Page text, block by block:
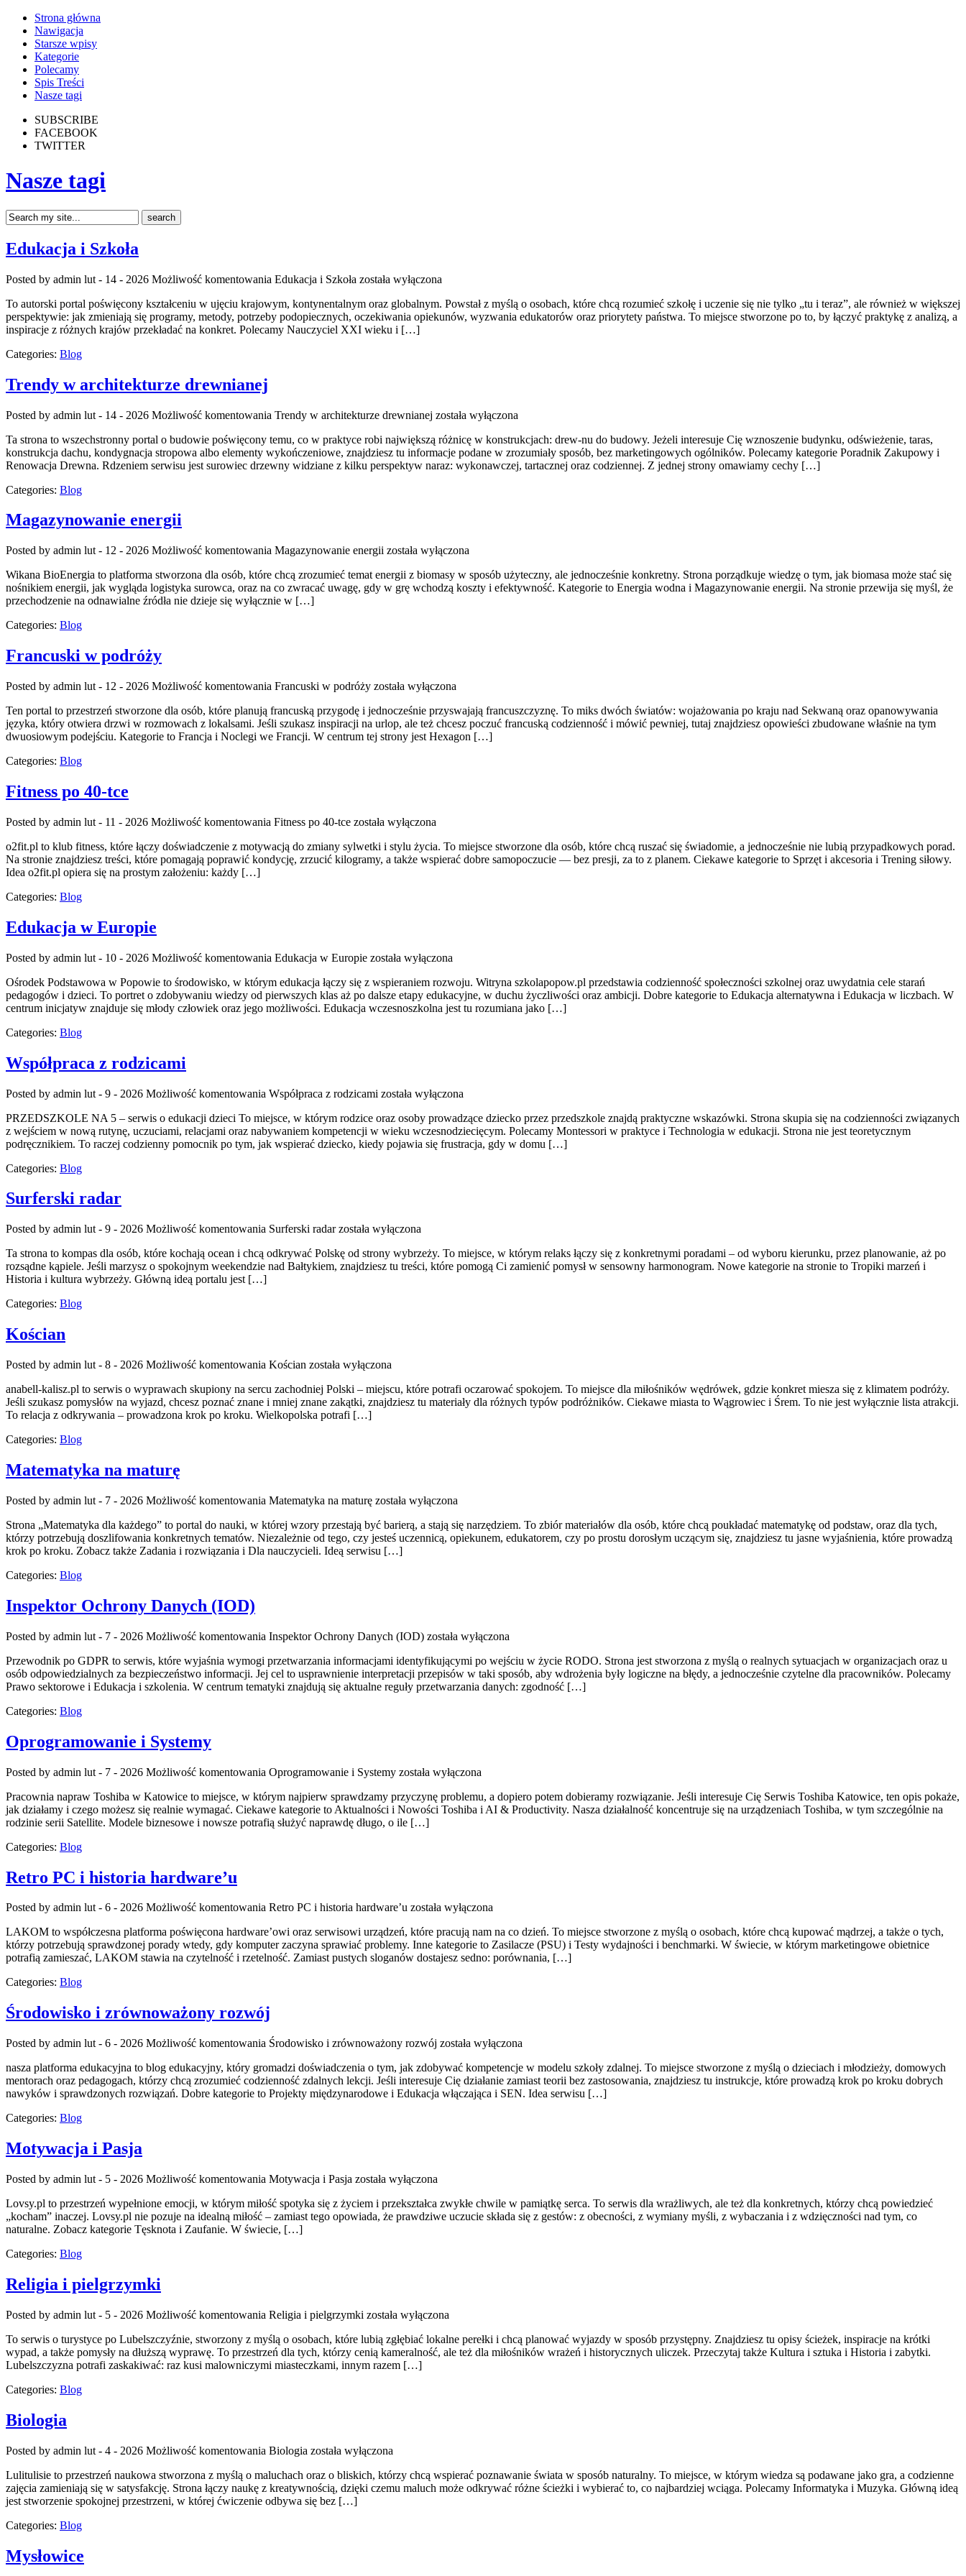
Strona główna
Nawigacja
Starsze wpisy
Kategorie
Polecamy
Spis Treści
Nasze tagi
SUBSCRIBE
FACEBOOK
TWITTER
Nasze tagi
Edukacja i Szkoła
Posted by admin lut - 14 - 2026 Możliwość komentowania Edukacja i Szkoła została wyłączona
To autorski portal poświęcony kształceniu w ujęciu krajowym, kontynentalnym oraz globalnym. Powstał z myślą o osobach, które chcą rozumieć szkołę i uczenie się nie tylko „tu i teraz”, ale również w większej
perspektywie: jak zmieniają się programy, metody, potrzeby podopiecznych, oczekiwania opiekunów, wyzwania edukatorów oraz priorytety państwa. To miejsce stworzone po to, by łączyć praktykę z analizą, a
inspiracje z różnych krajów przekładać na konkret. Polecamy Nauczyciel XXI wieku i […]
Categories: Blog
Trendy w architekturze drewnianej
Posted by admin lut - 14 - 2026 Możliwość komentowania Trendy w architekturze drewnianej została wyłączona
Ta strona to wszechstronny portal o budowie poświęcony temu, co w praktyce robi największą różnicę w konstrukcjach: drew-nu do budowy. Jeżeli interesuje Cię wznoszenie budynku, odświeżenie, taras,
konstrukcja dachu, kondygnacja stropowa albo elementy wykończeniowe, znajdziesz tu informacje podane w zrozumiały sposób, bez marketingowych ogólników. Polecamy kategorie Poradnik Zakupowy i
Renowacja Drewna. Rdzeniem serwisu jest surowiec drzewny widziane z kilku perspektyw naraz: wykonawczej, tartacznej oraz codziennej. Z jednej strony omawiamy cechy […]
Categories: Blog
Magazynowanie energii
Posted by admin lut - 12 - 2026 Możliwość komentowania Magazynowanie energii została wyłączona
Wikana BioEnergia to platforma stworzona dla osób, które chcą zrozumieć temat energii z biomasy w sposób użyteczny, ale jednocześnie konkretny. Strona porządkuje wiedzę o tym, jak biomasa może stać się
nośnikiem energii, jak wygląda logistyka surowca, oraz na co zwracać uwagę, gdy w grę wchodzą koszty i efektywność. Kategorie to Energia wodna i Magazynowanie energii. Na stronie przewija się myśl, że
przechodzenie na odnawialne źródła nie dzieje się wyłącznie w […]
Categories: Blog
Francuski w podróży
Posted by admin lut - 12 - 2026 Możliwość komentowania Francuski w podróży została wyłączona
Ten portal to przestrzeń stworzone dla osób, które planują francuską przygodę i jednocześnie przyswajają francuszczyznę. To miks dwóch światów: wojażowania po kraju nad Sekwaną oraz opanowywania
języka, który otwiera drzwi w rozmowach z lokalsami. Jeśli szukasz inspiracji na urlop, ale też chcesz poczuć francuską codzienność i mówić pewniej, tutaj znajdziesz opowieści zbudowane właśnie na tym
dwuosiowym podejściu. Kategorie to Francja i Noclegi we Francji. W centrum tej strony jest Hexagon […]
Categories: Blog
Fitness po 40-tce
Posted by admin lut - 11 - 2026 Możliwość komentowania Fitness po 40-tce została wyłączona
o2fit.pl to klub fitness, które łączy doświadczenie z motywacją do zmiany sylwetki i stylu życia. To miejsce stworzone dla osób, które chcą ruszać się świadomie, a jednocześnie nie lubią przypadkowych porad.
Na stronie znajdziesz treści, które pomagają poprawić kondycję, zrzucić kilogramy, a także wspierać dobre samopoczucie — bez presji, za to z planem. Ciekawe kategorie to Sprzęt i akcesoria i Trening siłowy.
Idea o2fit.pl opiera się na prostym założeniu: każdy […]
Categories: Blog
Edukacja w Europie
Posted by admin lut - 10 - 2026 Możliwość komentowania Edukacja w Europie została wyłączona
Ośrodek Podstawowa w Popowie to środowisko, w którym edukacja łączy się z wspieraniem rozwoju. Witryna szkolapopow.pl przedstawia codzienność społeczności szkolnej oraz uwydatnia cele starań
pedagogów i dzieci. To portret o zdobywaniu wiedzy od pierwszych klas aż po dalsze etapy edukacyjne, w duchu życzliwości oraz ambicji. Dobre kategorie to Edukacja alternatywna i Edukacja w liczbach. W
centrum inicjatyw znajduje się młody człowiek oraz jego możliwości. Edukacja wczesnoszkolna jest tu rozumiana jako […]
Categories: Blog
Współpraca z rodzicami
Posted by admin lut - 9 - 2026 Możliwość komentowania Współpraca z rodzicami została wyłączona
PRZEDSZKOLE NA 5 – serwis o edukacji dzieci To miejsce, w którym rodzice oraz osoby prowadzące dziecko przez przedszkole znajdą praktyczne wskazówki. Strona skupia się na codzienności związanych
z wejściem w nową rutynę, uczuciami, relacjami oraz nabywaniem kompetencji w wieku wczesnodziecięcym. Polecamy Montessori w praktyce i Technologia w edukacji. Strona nie jest teoretycznym
podręcznikiem. To raczej codzienny pomocnik po tym, jak wspierać dziecko, kiedy pojawia się frustracja, gdy w domu […]
Categories: Blog
Surferski radar
Posted by admin lut - 9 - 2026 Możliwość komentowania Surferski radarzostała wyłączona
Ta strona to kompas dla osób, które kochają ocean i chcą odkrywać Polskę od strony wybrzeży. To miejsce, w którym relaks łączy się z konkretnymi poradami – od wyboru kierunku, przez planowanie, aż po
rozsądne kąpiele. Jeśli marzysz o spokojnym weekendzie nad Bałtykiem, znajdziesz tu treści, które pomogą Ci zamienić pomysł w sensowny harmonogram. Nowe kategorie na stronie to Tropiki marzeń i
Historia i kultura wybrzeży. Główną ideą portalu jest […]
Categories: Blog
Kościan
Posted by admin lut - 8 - 2026 Możliwość komentowania Kościan została wyłączona
anabell-kalisz.pl to serwis o wyprawach skupiony na sercu zachodniej Polski – miejscu, które potrafi oczarować spokojem. To miejsce dla miłośników wędrówek, gdzie konkret miesza się z klimatem podróży.
Jeśli szukasz pomysłów na wyjazd, chcesz poznać znane i mniej znane zakątki, znajdziesz tu materiały dla różnych typów podróżników. Ciekawe miasta to Wągrowiec i Śrem. To nie jest wyłącznie lista atrakcji.
To relacja z odkrywania – prowadzona krok po kroku. Wielkopolska potrafi […]
Categories: Blog
Matematyka na maturę
Posted by admin lut - 7 - 2026 Możliwość komentowania Matematyka na maturę została wyłączona
Strona „Matematyka dla każdego” to portal do nauki, w której wzory przestają być barierą, a stają się narzędziem. To zbiór materiałów dla osób, które chcą poukładać matematykę od podstaw, oraz dla tych,
którzy potrzebują doszlifowania konkretnych tematów. Niezależnie od tego, czy jesteś uczennicą, opiekunem, edukatorem, czy po prostu dorosłym uczącym się, znajdziesz tu jasne wyjaśnienia, które prowadzą
krok po kroku. Zobacz także Zadania i rozwiązania i Dla nauczycieli. Ideą serwisu […]
Categories: Blog
Inspektor Ochrony Danych (IOD)
Posted by admin lut - 7 - 2026 Możliwość komentowania Inspektor Ochrony Danych (IOD) została wyłączona
Przewodnik po GDPR to serwis, które wyjaśnia wymogi przetwarzania informacjami identyfikującymi po wejściu w życie RODO. Strona jest stworzona z myślą o realnych sytuacjach w organizacjach oraz u
osób odpowiedzialnych za bezpieczeństwo informacji. Jej cel to usprawnienie interpretacji przepisów w taki sposób, aby wdrożenia były logiczne na błędy, a jednocześnie czytelne dla pracowników. Polecamy
Prawo sektorowe i Edukacja i szkolenia. W centrum tematyki znajdują się aktualne reguły przetwarzania danych: zgodność […]
Categories: Blog
Oprogramowanie i Systemy
Posted by admin lut - 7 - 2026 Możliwość komentowania Oprogramowanie i Systemy została wyłączona
Pracownia napraw Toshiba w Katowice to miejsce, w którym najpierw sprawdzamy przyczynę problemu, a dopiero potem dobieramy rozwiązanie. Jeśli interesuje Cię Serwis Toshiba Katowice, ten opis pokaże,
jak działamy i czego możesz się realnie wymagać. Ciekawe kategorie to Aktualności i Nowości Toshiba i AI & Productivity. Nasza działalność koncentruje się na urządzeniach Toshiba, w tym szczególnie na
rodzinie serii Satellite. Modele biznesowe i nowsze potrafią służyć naprawdę długo, o ile […]
Categories: Blog
Retro PC i historia hardware’u
Posted by admin lut - 6 - 2026 Możliwość komentowania Retro PC i historia hardware’u została wyłączona
LAKOM to współczesna platforma poświęcona hardware’owi oraz serwisowi urządzeń, które pracują nam na co dzień. To miejsce stworzone z myślą o osobach, które chcą kupować mądrzej, a także o tych,
którzy potrzebują sprawdzonej porady wtedy, gdy komputer zaczyna sprawiać problemy. Inne kategorie to Zasilacze (PSU) i Testy wydajności i benchmarki. W świecie, w którym marketingowe obietnice
potrafią zamieszać, LAKOM stawia na czytelność i rzetelność. Zamiast pustych sloganów dostajesz sedno: porównania, […]
Categories: Blog
Środowisko i zrównoważony rozwój
Posted by admin lut - 6 - 2026 Możliwość komentowania Środowisko i zrównoważony rozwój została wyłączona
nasza platforma edukacyjna to blog edukacyjny, który gromadzi doświadczenia o tym, jak zdobywać kompetencje w modelu szkoły zdalnej. To miejsce stworzone z myślą o dzieciach i młodzieży, domowych
mentorach oraz pedagogach, którzy chcą zrozumieć codzienność zdalnych lekcji. Jeśli interesuje Cię działanie zamiast teorii bez zastosowania, znajdziesz tu instrukcje, które prowadzą krok po kroku dobrych
nawyków i sprawdzonych rozwiązań. Dobre kategorie to Projekty międzynarodowe i Edukacja włączająca i SEN. Idea serwisu […]
Categories: Blog
Motywacja i Pasja
Posted by admin lut - 5 - 2026 Możliwość komentowania Motywacja i Pasja została wyłączona
Lovsy.pl to przestrzeń wypełnione emocji, w którym miłość spotyka się z życiem i przekształca zwykłe chwile w pamiątkę serca. To serwis dla wrażliwych, ale też dla konkretnych, którzy chcą powiedzieć
„kocham” inaczej. Lovsy.pl nie pozuje na idealną miłość – zamiast tego opowiada, że prawdziwe uczucie składa się z gestów: z obecności, z wymiany myśli, z wybaczania i z wdzięczności nad tym, co
naturalne. Zobacz kategorie Tęsknota i Zaufanie. W świecie, […]
Categories: Blog
Religia i pielgrzymki
Posted by admin lut - 5 - 2026 Możliwość komentowania Religia i pielgrzymki została wyłączona
To serwis o turystyce po Lubelszczyźnie, stworzony z myślą o osobach, które lubią zgłębiać lokalne perełki i chcą planować wyjazdy w sposób przystępny. Znajdziesz tu opisy ścieżek, inspiracje na krótki
wypad, a także pomysły na dłuższą wyprawę. To przestrzeń dla tych, którzy cenią kameralność, ale też dla miłośników wrażeń i historycznych uliczek. Przeczytaj także Kultura i sztuka i Historia i zabytki.
Lubelszczyzna potrafi zaskakiwać: raz kusi malowniczymi miasteczkami, innym razem […]
Categories: Blog
Biologia
Posted by admin lut - 4 - 2026 Możliwość komentowania Biologia została wyłączona
Lulitulisie to przestrzeń naukowa stworzona z myślą o maluchach oraz o bliskich, którzy chcą wspierać poznawanie świata w sposób naturalny. To miejsce, w którym wiedza są podawane jako gra, a codzienne
zajęcia zamieniają się w satysfakcję. Strona łączy naukę z kreatywnością, dzięki czemu maluch może odkrywać różne ścieżki i wybierać to, co najbardziej wciąga. Polecamy Informatyka i Muzyka. Główną ideą
jest stworzenie spokojnej przestrzeni, w której ćwiczenie odbywa się bez […]
Categories: Blog
Mysłowice